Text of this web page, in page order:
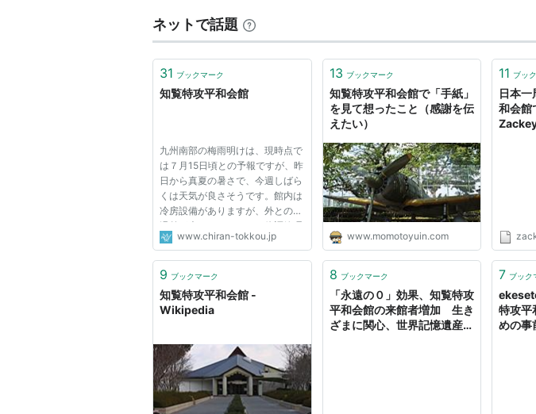
ネットで話題
31 ブックマーク
知覧特攻平和会館
九州南部の梅雨明けは、現時点で
は７月15日頃との予報ですが、昨
日から真夏の暑さで、今週しばら
くは天気が良さそうです。館内は
冷房設備がありますが、外との気
温差が大きいですので、体調管理
にはお気を付けて下さい。
www.chiran-tokkou.jp
13 ブックマーク
知覧特攻平和会館で「手紙」
を見て想ったこと（感謝を伝
えたい）
www.momotoyuin.com
11 ブッ
日本一
和会館
9 ブックマーク
知覧特攻平和会館 -
Wikipedia
8 ブックマーク
「永遠の０」効果、知覧特攻
平和会館の来館者増加 生き
ざまに関心、世界記憶遺産め
7 ブック
特攻平
めの事